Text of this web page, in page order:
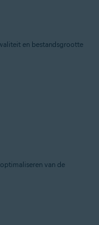
en bestandsgrootte
van de